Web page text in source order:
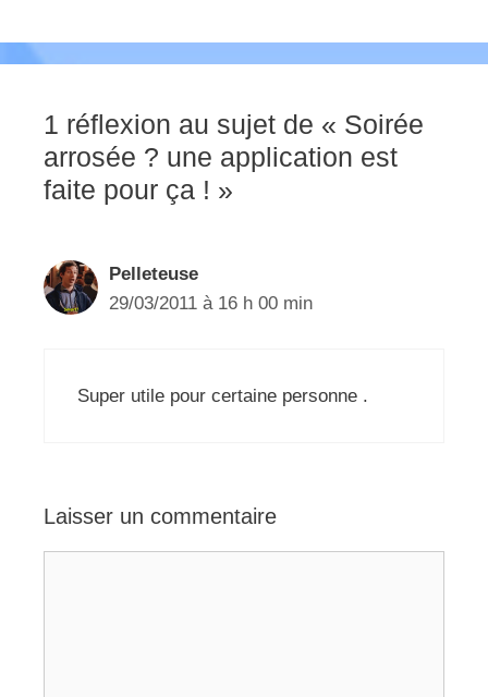
1 réflexion au sujet de « Soirée
arrosée ? une application est
faite pour ça ! »
Pelleteuse
29/03/2011 à 16 h 00 min
Super utile pour certaine personne .
Laisser un commentaire